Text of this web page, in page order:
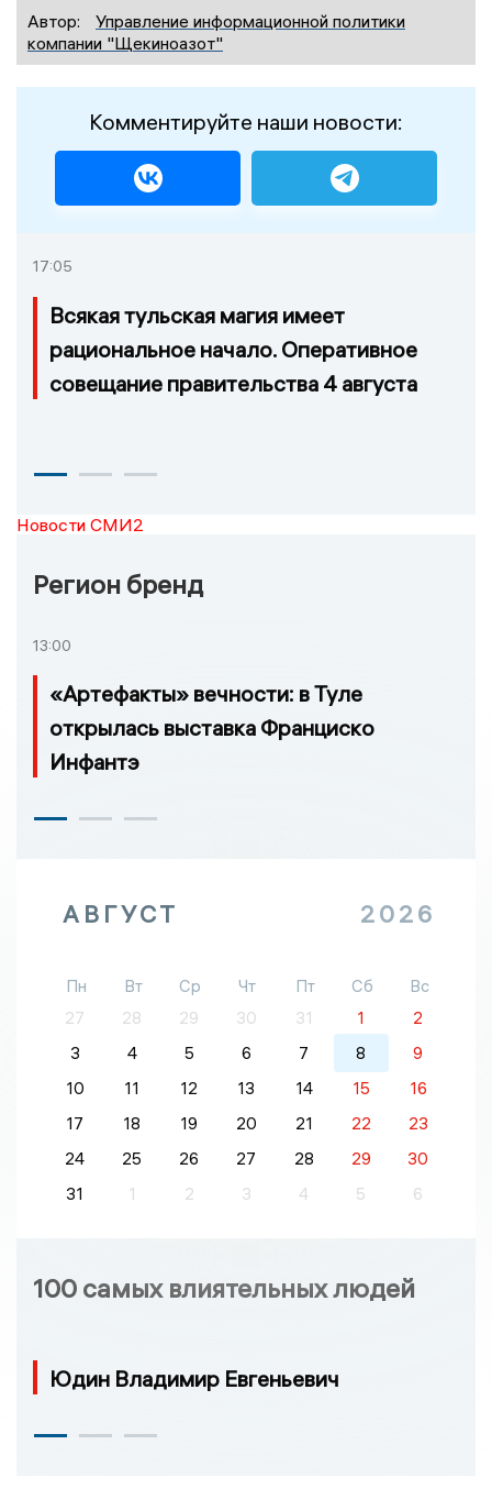
Автор:
Управление информационной политики
компании "Щекиноазот"
Комментируйте наши новости:
17:05
Всякая тульская магия имеет
рациональное начало. Оперативное
совещание правительства 4 августа
Новости СМИ2
Регион бренд
13:00
«Артефакты» вечности: в Туле
открылась выставка Франциско
Инфантэ
АВГУСТ 2026
Пн Вт Ср Чт Пт Сб
Вс
27
28 29 30 31 1
2
3
4 5 6 7 8
9
10
11 12 13 14 15
16
17
18 19 20 21 22
23
24
25 26 27 28 29
30
31
1 2 3 4 5 6
100 самых влиятельных людей
Юдин Владимир Евгеньевич